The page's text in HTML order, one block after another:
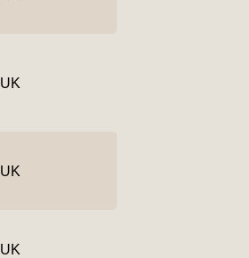
UK
UK
UK